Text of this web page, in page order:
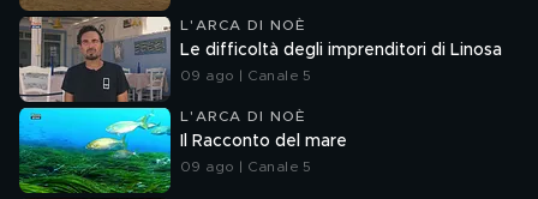
L'ARCA DI NOÈ
Le difficoltà degli imprenditori di Linosa
09 ago | Canale 5
L'ARCA DI NOÈ
Il Racconto del mare
09 ago | Canale 5